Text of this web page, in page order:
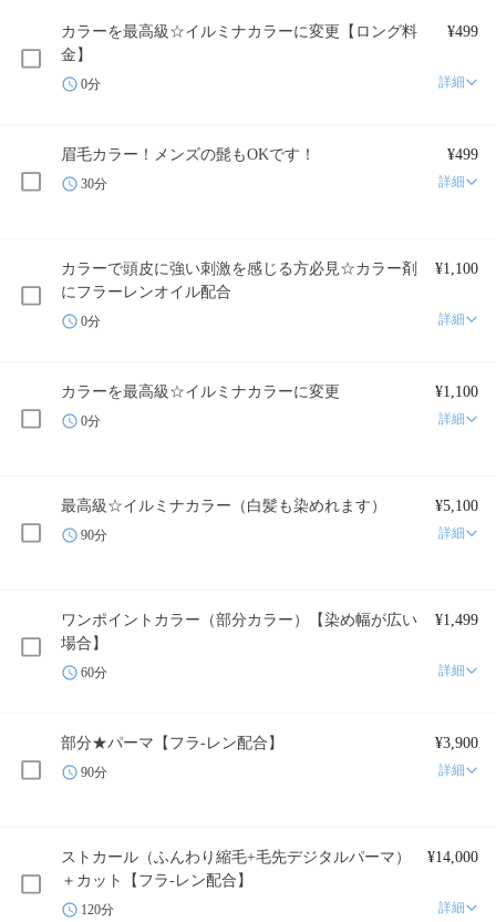
カラーを最高級☆イルミナカラーに変更【ロング料
金】
¥499
0分 詳細
眉毛カラー！メンズの髭もOKです！ ¥499
30分 詳細
カラーで頭皮に強い刺激を感じる方必見☆カラー剤
にフラーレンオイル配合
¥1,100
0分 詳細
カラーを最高級☆イルミナカラーに変更 ¥1,100
0分 詳細
最高級☆イルミナカラー（白髪も染めれます） ¥5,100
90分 詳細
ワンポイントカラー（部分カラー）【染め幅が広い
場合】
¥1,499
60分 詳細
部分★パーマ【フラ-レン配合】 ¥3,900
90分 詳細
ストカール（ふんわり縮毛+毛先デジタルパーマ）
＋カット【フラ-レン配合】
¥14,000
120分 詳細